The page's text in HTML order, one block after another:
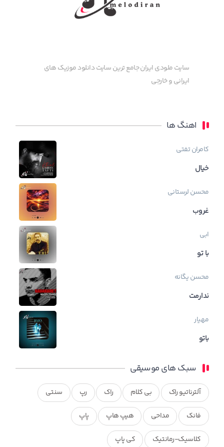
سایت ملودی ایران جامع ترین سایت دانلود موزیک های
ایرانی و خارجی
اهنگ ها
کامران تفتی
خیال
محسن لرستانی
غروب
ابی
با تو
محسن یگانه
ندارمت
مهیار
باتو
سبک های موسیقی
آلترناتیو راک بی کلام راک رپ سنتی
فانک مداحی هیپ هاپ پاپ
کلاسیک-رمانتیک کی پاپ